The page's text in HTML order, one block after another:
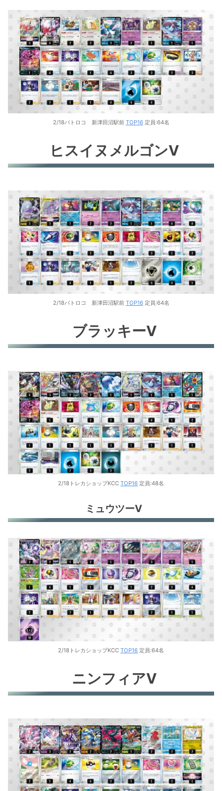
2/18バトロコ 新津田沼駅前 TOP16定員:64名
ヒスイヌメルゴンV
2/18バトロコ 新津田沼駅前 TOP16定員:64名
ブラッキーV
2/18トレカショップKCC TOP16 定員:48名
ミュウツーV
2/18トレカショップKCC TOP16 定員:64名
ニンフィアV